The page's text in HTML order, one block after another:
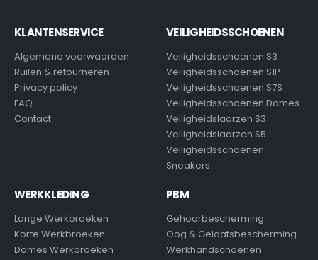
KLANTENSERVICE
Algemene voorwaarden
Ruilen & retourneren
Privacy policy
FAQ
Contact
VEILIGHEIDSSCHOENEN
Veiligheidsschoenen S3
Veiligheidsschoenen S1P
Veiligheidsschoenen S7S
Veiligheidsschoenen Dames
Veiligheidslaarzen S3
Veiligheidslaarzen S5
Veiligheidsschoenen
Sneakers
WERKKLEDING
Lange Werkbroeken
Korte Werkbroeken
Dames Werkbroeken
PBM
Gehoorbescherming
Oog & Gelaatsbescherming
Werkhandschoenen